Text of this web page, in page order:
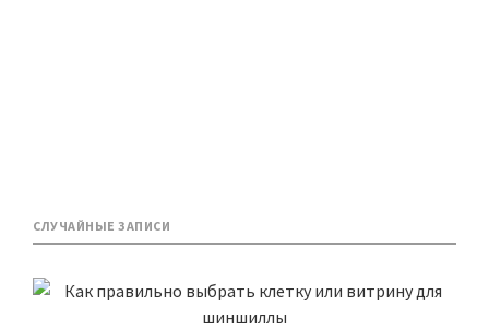
СЛУЧАЙНЫЕ ЗАПИСИ